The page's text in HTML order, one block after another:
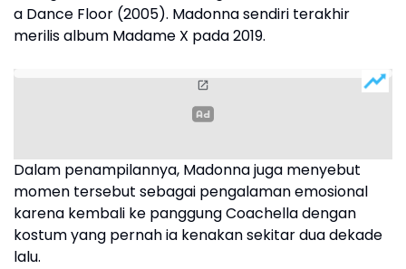
a Dance Floor (2005). Madonna sendiri terakhir
merilis album Madame X pada 2019.
Dalam penampilannya, Madonna juga menyebut
momen tersebut sebagai pengalaman emosional
karena kembali ke panggung Coachella dengan
kostum yang pernah ia kenakan sekitar dua dekade
lalu.